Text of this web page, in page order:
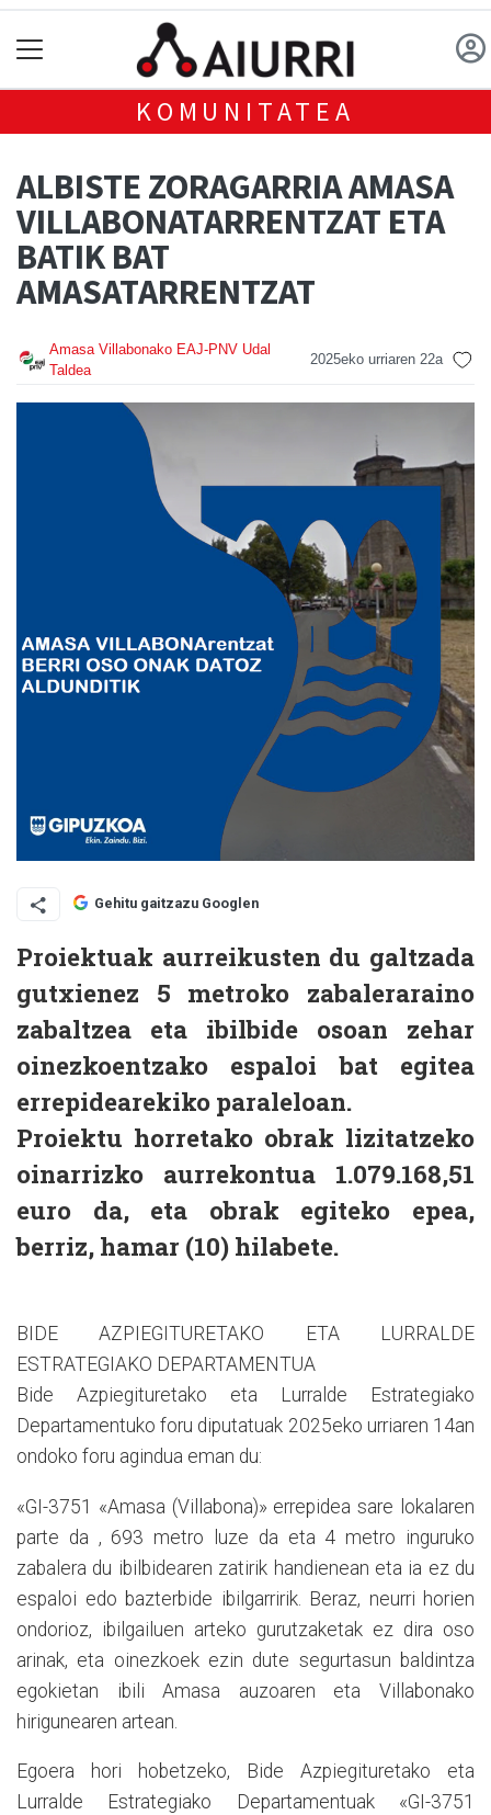
KOMUNITATEA
ALBISTE ZORAGARRIA AMASA
VILLABONATARRENTZAT ETA
BATIK BAT
AMASATARRENTZAT
Amasa Villabonako EAJ-PNV Udal
Taldea
2025eko urriaren 22a
Gehitu gaitzazu Googlen
Proiektuak aurreikusten du galtzada
gutxienez 5 metroko zabaleraraino
zabaltzea eta ibilbide osoan zehar
oinezkoentzako espaloi bat egitea
errepidearekiko paraleloan.
Proiektu horretako obrak lizitatzeko
oinarrizko aurrekontua 1.079.168,51
euro da, eta obrak egiteko epea,
berriz, hamar (10) hilabete.
BIDE AZPIEGITURETAKO ETA LURRALDE
ESTRATEGIAKO DEPARTAMENTUA
Bide Azpiegituretako eta Lurralde Estrategiako
Departamentuko foru diputatuak 2025eko urriaren 14an
ondoko foru agindua eman du:
«GI-3751 «Amasa (Villabona)» errepidea sare lokalaren
parte da , 693 metro luze da eta 4 metro inguruko
zabalera du ibilbidearen zatirik handienean eta ia ez du
espaloi edo bazterbide ibilgarririk. Beraz, neurri horien
ondorioz, ibilgailuen arteko gurutzaketak ez dira oso
arinak, eta oinezkoek ezin dute segurtasun baldintza
egokietan ibili Amasa auzoaren eta Villabonako
hirigunearen artean.
Egoera hori hobetzeko, Bide Azpiegituretako eta
Lurralde Estrategiako Departamentuak «GI-3751